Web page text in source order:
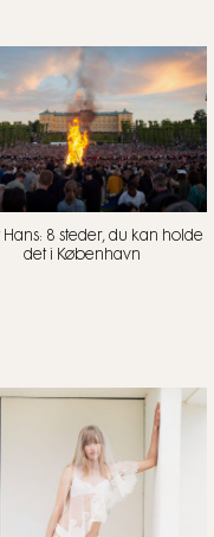
Hans: 8 steder, du kan holde
det i København